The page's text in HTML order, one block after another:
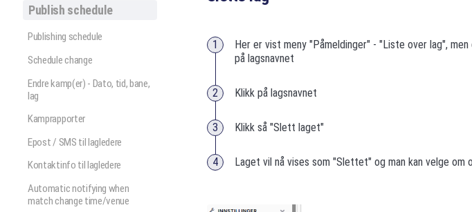
Publish schedule
Publishing schedule
Schedule change
Endre kamp(er) - Dato, tid, bane,
lag
Kamprapporter
Epost / SMS til lagledere
Kontaktinfo til lagledere
Automatic notifying when
match change time/venue
Her er vist meny "Påmeldinger" - "Liste over lag",
på lagsnavnet
Klikk på lagsnavnet
Klikk så "Slett laget"
Laget vil nå vises som "Slettet" og man kan velge om